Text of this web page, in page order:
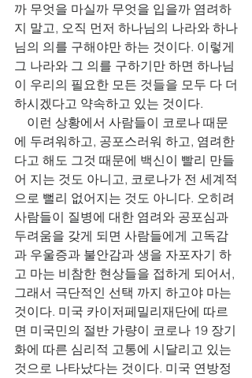
까 무엇을 마실까 무엇을 입을까 염려하
지 말고, 오직 먼저 하나님의 나라와 하나
님의 의를 구해야만 하는 것이다. 이렇게
그 나라와 그 의를 구하기만 하면 하나님
이 우리의 필요한 모든 것들을 모두 다 더
하시겠다고 약속하고 있는 것이다.
이런 상황에서 사람들이 코로나 때문
에 두려워하고, 공포스러워 하고, 염려한
다고 해도 그것 때문에 백신이 빨리 만들
어 지는 것도 아니고, 코로나가 전 세계적
으로 뻘리 없어지는 것도 아니다. 오히려
사람들이 질병에 대한 염려와 공포심과
두려움을 갖게 되면 사람들에게 고독감
과 우울증과 불안감과 생을 자포자기 하
고 마는 비참한 현상들을 접하게 되어서,
그래서 극단적인 선택 까지 하고야 마는
것이다. 미국 카이저페밀리재단에 따르
면 미국민의 절반 가량이 코로나 19 장기
화에 따른 심리적 고통에 시달리고 있는
것으로 나타났다는 것이다. 미국 연방정